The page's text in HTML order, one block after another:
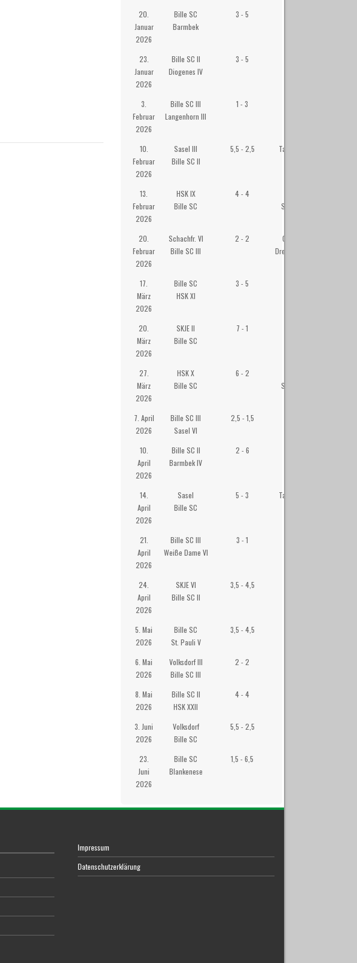
20.
Januar
2026
Bille SC
Barmbek
3 - 5
23.
Januar
2026
Bille SC II
Diogenes IV
3 - 5
3.
Februar
2026
Bille SC III
Langenhorn III
1 - 3
10.
Februar
2026
Sasel III
Bille SC II
5,5 - 2,5
Tagesstätte Roter
13.
Februar
2026
HSK IX
Bille SC
4 - 4
Schachzentrum
20.
Februar
2026
Schachfr. VI
Bille SC III
2 - 2
Gemeindehaus
Dreifaltigkeitskirche
17.
März
2026
Bille SC
HSK XI
3 - 5
20.
März
2026
SKJE II
Bille SC
7 - 1
27.
März
2026
HSK X
Bille SC
6 - 2
Schachzentrum
7. April
2026
Bille SC III
Sasel VI
2,5 - 1,5
10.
April
2026
Bille SC II
Barmbek IV
2 - 6
14.
April
2026
Sasel
Bille SC
5 - 3
Tagesstätte Roter
21.
April
2026
Bille SC III
Weiße Dame VI
3 - 1
24.
April
2026
SKJE VI
Bille SC II
3,5 - 4,5
5. Mai
2026
Bille SC
St. Pauli V
3,5 - 4,5
6. Mai
2026
Volksdorf III
Bille SC III
2 - 2
8. Mai
2026
Bille SC II
HSK XXII
4 - 4
3. Juni
2026
Volksdorf
Bille SC
5,5 - 2,5
23.
Juni
2026
Bille SC
Blankenese
1,5 - 6,5
Impressum
Datenschutzerklärung